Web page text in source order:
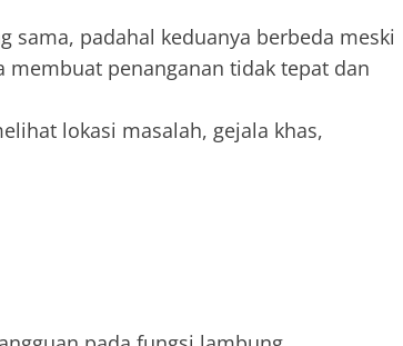
sama, padahal keduanya berbeda meski
penanganan tidak tepat dan
lokasi masalah, gejala khas,